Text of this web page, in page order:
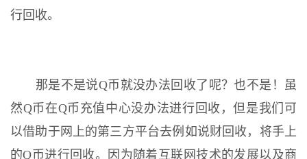
行回收。
那是不是说Q币就没办法回收了呢？也不是！虽
然Q币在Q币充值中心没办法进行回收，但是我们可
以借助于网上的第三方平台去例如说财回收，将手上
的Q币进行回收。因为随着互联网技术的发展以及商